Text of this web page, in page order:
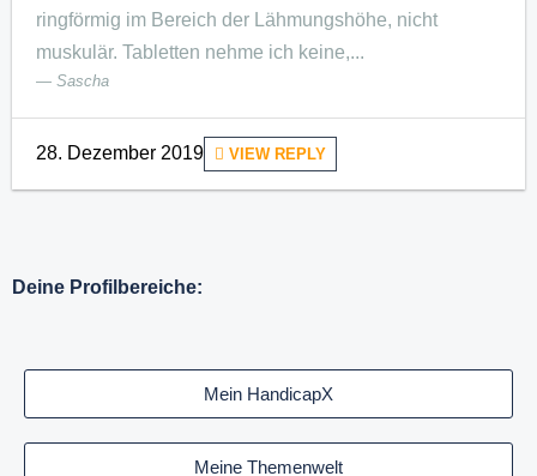
ringförmig im Bereich der Lähmungshöhe, nicht
muskulär. Tabletten nehme ich keine,...
Sascha
28. Dezember 2019 VIEW REPLY
Deine Profilbereiche:
Mein HandicapX
Meine Themenwelt